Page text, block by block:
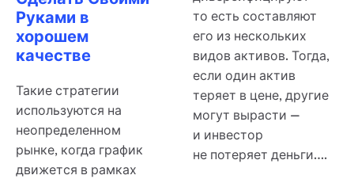
Руками в
хорошем
качестве
Такие стратегии
используются на
неопределенном
рынке, когда график
движется в рамках
то есть составляют
его из нескольких
видов активов. Тогда,
если один актив
теряет в цене, другие
могут вырасти —
и инвестор
не потеряет деньги….